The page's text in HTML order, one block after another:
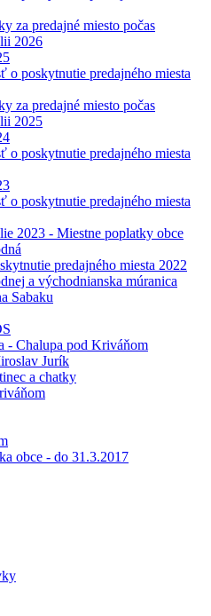
za predajné miesto počas
2026
o poskytnutie predajného miesta
za predajné miesto počas
2025
o poskytnutie predajného miesta
o poskytnutie predajného miesta
2023 - Miestne poplatky obce
predajného miesta 2022
a východnianska múranica
Sabaku
- Chalupa pod Kriváňom
Jurík
a chatky
obce - do 31.3.2017